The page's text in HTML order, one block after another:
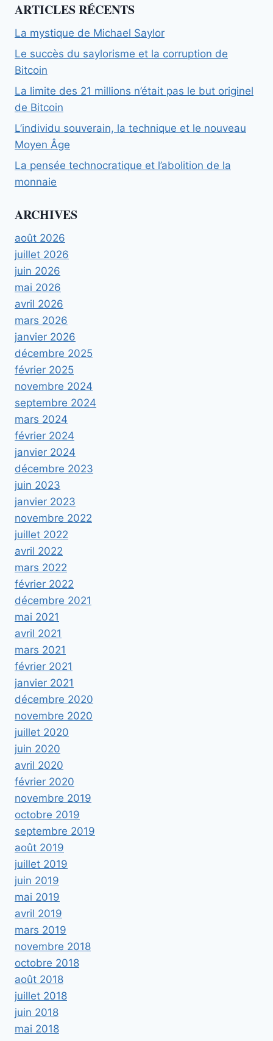
ARTICLES RÉCENTS
La mystique de Michael Saylor
Le succès du saylorisme et la corruption de
Bitcoin
La limite des 21 millions n’était pas le but originel
de Bitcoin
L’individu souverain, la technique et le nouveau
Moyen Âge
La pensée technocratique et l’abolition de la
monnaie
ARCHIVES
août 2026
juillet 2026
juin 2026
mai 2026
avril 2026
mars 2026
janvier 2026
décembre 2025
février 2025
novembre 2024
septembre 2024
mars 2024
février 2024
janvier 2024
décembre 2023
juin 2023
janvier 2023
novembre 2022
juillet 2022
avril 2022
mars 2022
février 2022
décembre 2021
mai 2021
avril 2021
mars 2021
février 2021
janvier 2021
décembre 2020
novembre 2020
juillet 2020
juin 2020
avril 2020
février 2020
novembre 2019
octobre 2019
septembre 2019
août 2019
juillet 2019
juin 2019
mai 2019
avril 2019
mars 2019
novembre 2018
octobre 2018
août 2018
juillet 2018
juin 2018
mai 2018